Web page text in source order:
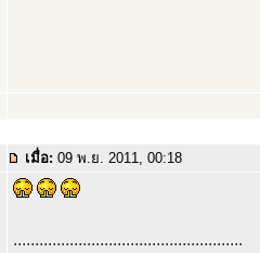
เมื่อ: 09 พ.ย. 2011, 00:18
.....................................................